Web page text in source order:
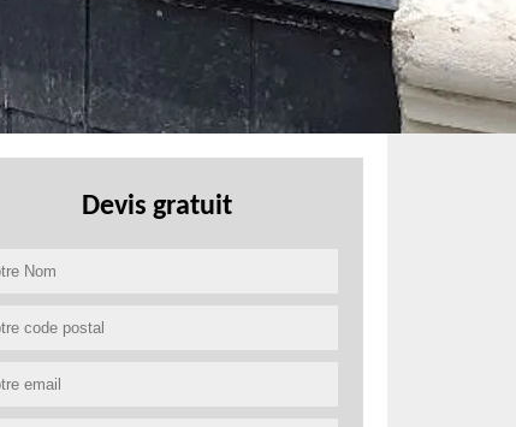
Devis gratuit